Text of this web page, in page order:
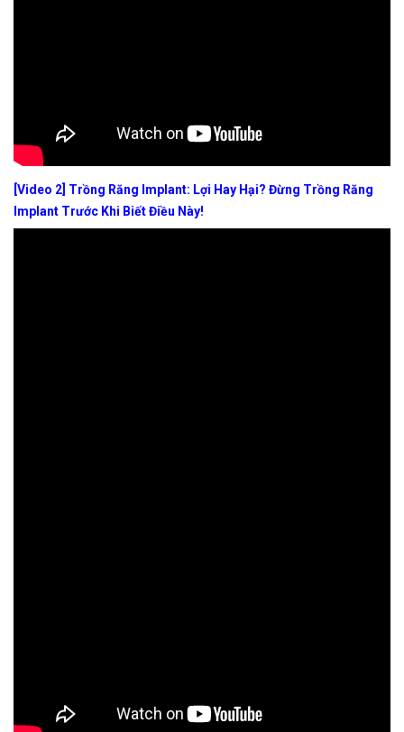
[Video 2] Trồng Răng Implant: Lợi Hay Hại? Đừng Trồng Răng
Implant Trước Khi Biết Điều Này!